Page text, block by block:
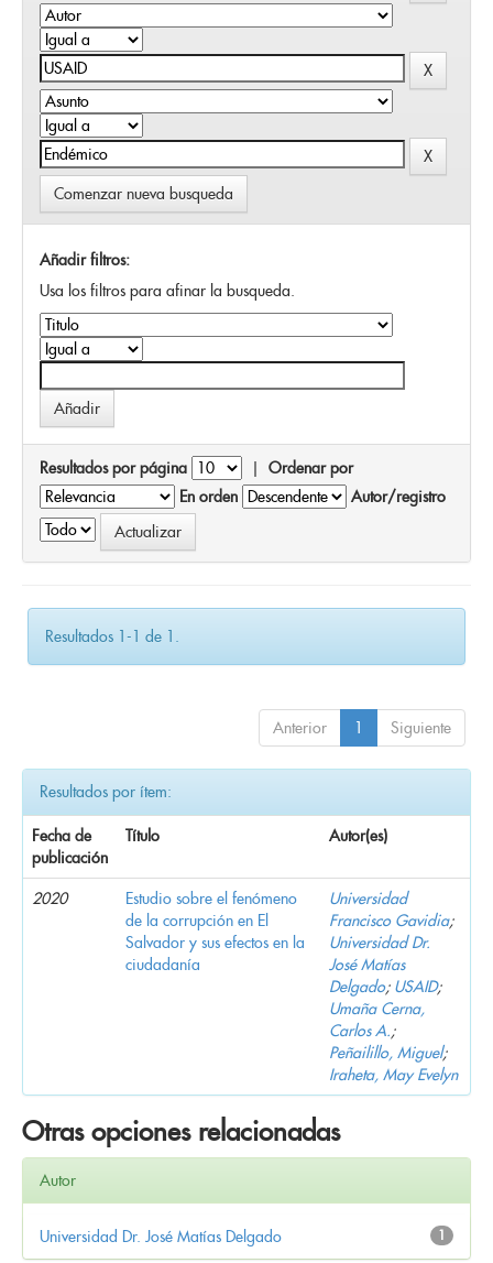
Comenzar nueva busqueda
Añadir filtros:
Usa los filtros para afinar la busqueda.
Resultados por página | Ordenar por
En orden
Autor/registro
Resultados 1-1 de 1.
Anterior 1 Siguiente
Resultados por ítem:
Fecha de
publicación
Título Autor(es)
2020
Estudio sobre el fenómeno
de la corrupción en El
Salvador y sus efectos en la
ciudadanía
Universidad
Francisco Gavidia;
Universidad Dr.
José Matías
Delgado; USAID;
Umaña Cerna,
Carlos A.;
Peñailillo, Miguel;
Iraheta, May Evelyn
Otras opciones relacionadas
Autor
1
Universidad Dr. José Matías Delgado